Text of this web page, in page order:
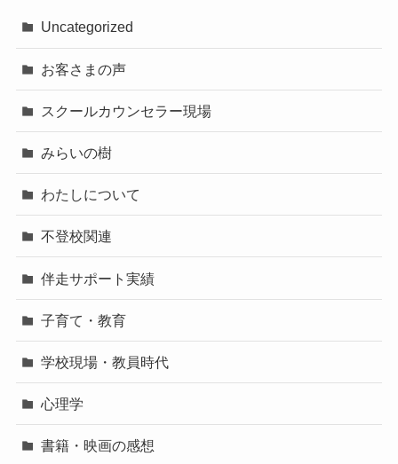
Uncategorized
お客さまの声
スクールカウンセラー現場
みらいの樹
わたしについて
不登校関連
伴走サポート実績
子育て・教育
学校現場・教員時代
心理学
書籍・映画の感想